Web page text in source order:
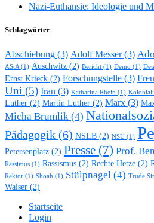
Nazi-Euthansie: Ideologie und
Schlagwörter
Abschiebung (3) Adolf Messer(3)
AStA (1) Auschwitz (2) Bericht (1) Demo (1)
Ernst Krieck (2) Forschungstelle (3)
Uni (5) Iran (3) Katharina Rhein (1)
Luther (2) Martin Luther (2) Marx (3)
Micha Brumlik (4)
Pädagogik (6) NSLB (2) NSU (1)
Petersenplatz (2) Presse (7) Prof.
Rassimus (1) Rassismus (2) Rechte Hetze (2)
Rektor (1) Shoah (1) Stülpnagel (4) Trude
Walser (2)
Startseite
Login